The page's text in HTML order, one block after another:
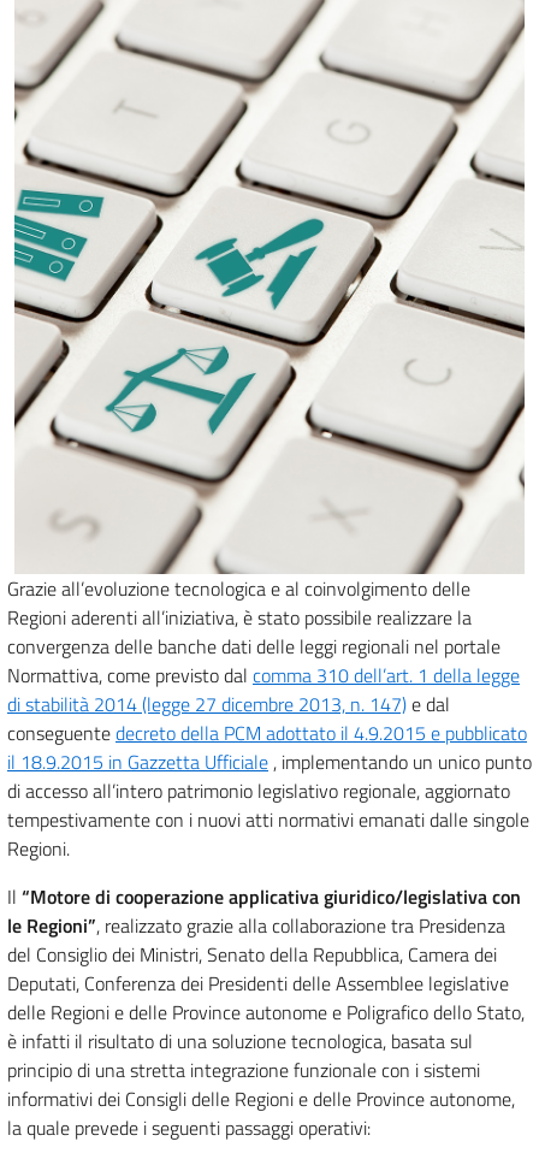
Grazie all’evoluzione tecnologica e al coinvolgimento delle
Regioni aderenti all’iniziativa, è stato possibile realizzare la
convergenza delle banche dati delle leggi regionali nel portale
Normattiva, come previsto dal comma 310 dell’art. 1 della legge
di stabilità 2014 (legge 27 dicembre 2013, n. 147)e dal
conseguentedecreto della PCM adottato il 4.9.2015 e pubblicato
il 18.9.2015 in Gazzetta Ufficiale , implementando un unico punto
di accesso all’intero patrimonio legislativo regionale, aggiornato
tempestivamente con i nuovi atti normativi emanati dalle singole
Regioni.
Il “Motore di cooperazione applicativa giuridico/legislativa con
le Regioni”, realizzato grazie alla collaborazione tra Presidenza
del Consiglio dei Ministri, Senato della Repubblica, Camera dei
Deputati, Conferenza dei Presidenti delle Assemblee legislative
delle Regioni e delle Province autonome e Poligrafico dello Stato,
è infatti il risultato di una soluzione tecnologica, basata sul
principio di una stretta integrazione funzionale con i sistemi
informativi dei Consigli delle Regioni e delle Province autonome,
la quale prevede i seguenti passaggi operativi: